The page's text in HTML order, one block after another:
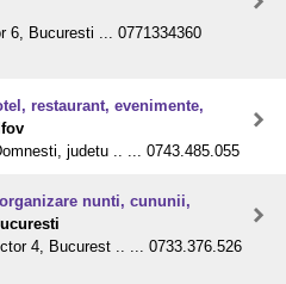
6, Bucuresti ... 0771334360
restaurant, evenimente,
Ilfov
judetu .. ... 0743.485.055
nunti, cununii,
4, Bucurest .. ... 0733.376.526